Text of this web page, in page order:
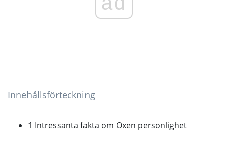
Innehållsförteckning
1 Intressanta fakta om Oxen personlighet